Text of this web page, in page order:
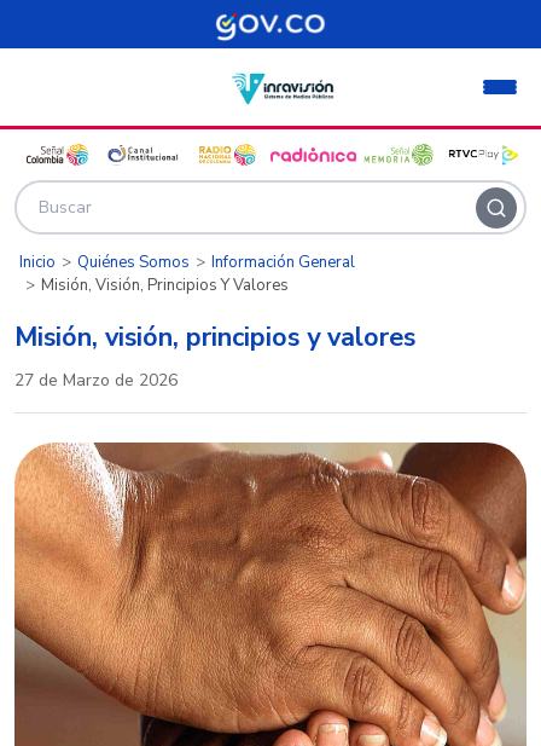
Pasar al contenido principal
Inicio Quiénes Somos
Información General
Misión, Visión, Principios Y Valores
Misión, visión, principios y valores
27 de Marzo de 2026